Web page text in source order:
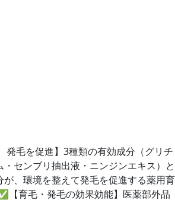
発毛を促進】3種類の有効成分（グリチ
センブリ抽出液・ニンジンエキス）と
、環境を整えて発毛を促進する薬用育
【育毛・発毛の効果効能】医薬部外品